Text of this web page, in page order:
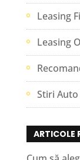
Leasing
Leasing
Stiri Auto
ARTICOLE